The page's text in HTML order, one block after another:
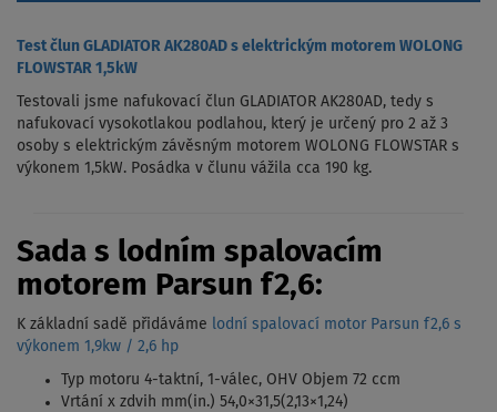
Test člun GLADIATOR AK280AD s elektrickým motorem WOLONG
FLOWSTAR 1,5kW
Testovali jsme nafukovací člun GLADIATOR AK280AD, tedy s
nafukovací vysokotlakou podlahou, který je určený pro 2 až 3
osoby s elektrickým závěsným motorem WOLONG FLOWSTAR s
výkonem 1,5kW. Posádka v člunu vážila cca 190 kg.
Sada s lodním spalovacím
motorem Parsun f2,6:
K základní sadě přidáváme lodní spalovací motor Parsun f2,6 s
výkonem 1,9kw / 2,6 hp
Typ motoru 4-taktní, 1-válec, OHV Objem 72 ccm
Vrtání x zdvih mm(in.) 54,0×31,5(2,13×1,24)